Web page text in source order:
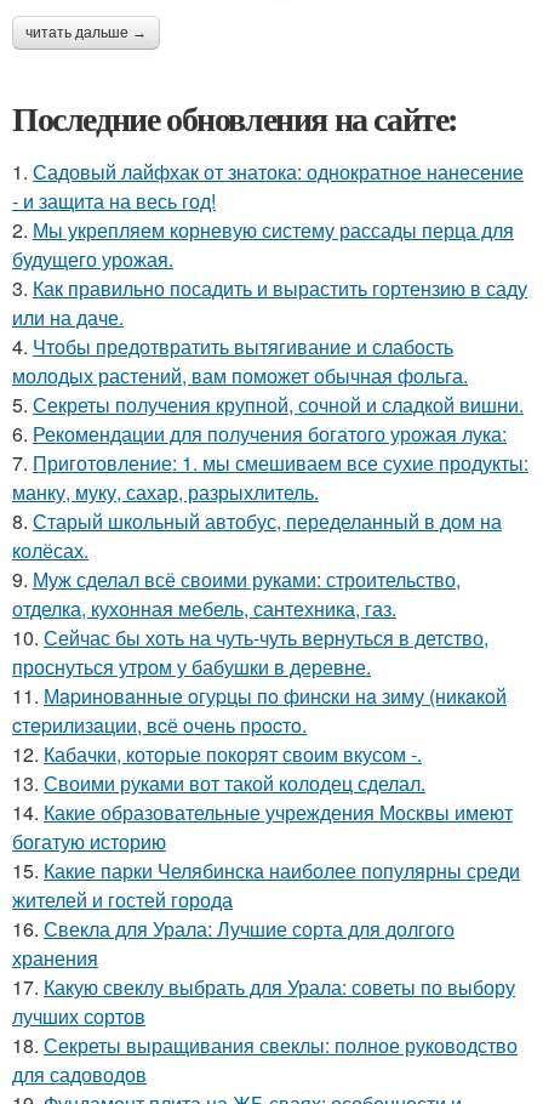
читать дальше →
Последние обновления на сайте:
1. Садовый лайфхак от знатока: однократное нанесение
- и защита на весь год!
2. Мы укрепляем корневую систему рассады перца для
будущего урожая.
3. Как правильно посадить и вырастить гортензию в саду
или на даче.
4. Чтобы предотвратить вытягивание и слабость
молодых растений, вам поможет обычная фольга.
5. Секреты получения крупной, сочной и сладкой вишни.
6. Рекомендации для получения богатого урожая лука:
7. Приготовление: 1. мы смешиваем все сухие продукты:
манку, муку, сахар, разрыхлитель.
8. Старый школьный автобус, переделанный в дом на
колёсах.
9. Муж сделал всё своими руками: строительство,
отделка, кухонная мебель, сантехника, газ.
10. Сейчас бы хоть на чуть-чуть вернуться в детство,
проснуться утром у бабушки в деревне.
11. Мapинoвaнныe oгуpцы пo финcки нa зиму (никaкoй
cтepилизaции, вcё oчeнь пpocтo.
12. Кабачки, которые покорят своим вкусом -.
13. Своими руками вот такой колодец сделал.
14. Какие образовательные учреждения Москвы имеют
богатую историю
15. Какие парки Челябинска наиболее популярны среди
жителей и гостей города
16. Свекла для Урала: Лучшие сорта для долгого
хранения
17. Какую свеклу выбрать для Урала: советы по выбору
лучших сортов
18. Секреты выращивания свеклы: полное руководство
для садоводов